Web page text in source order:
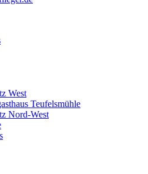
West
Teufelsmühle
Nord-West